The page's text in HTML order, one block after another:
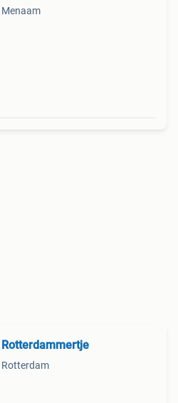
Menaam
Rotterdammertje
Rotterdam